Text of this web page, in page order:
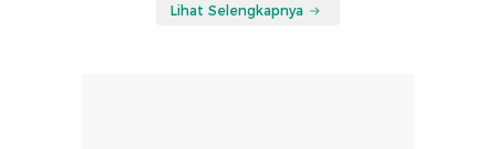
Lihat Selengkapnya